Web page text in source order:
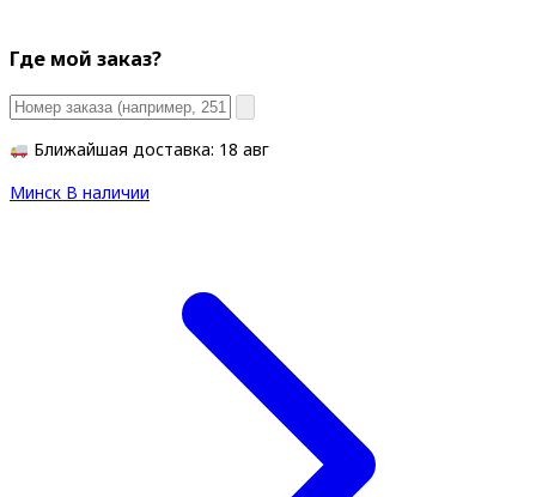
Где мой заказ?
Ближайшая доставка: 18 авг
Минск В наличии